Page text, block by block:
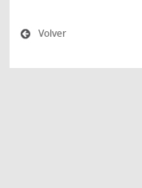
Volver